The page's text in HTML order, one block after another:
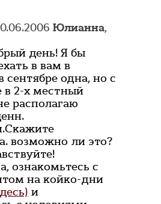
Юлианна,
день! Я бы
в вам в
сентябре одна, но с
в 2-х местный
располагаю
возможно ли это?
ознакомьтесь с
на койко-дни
и